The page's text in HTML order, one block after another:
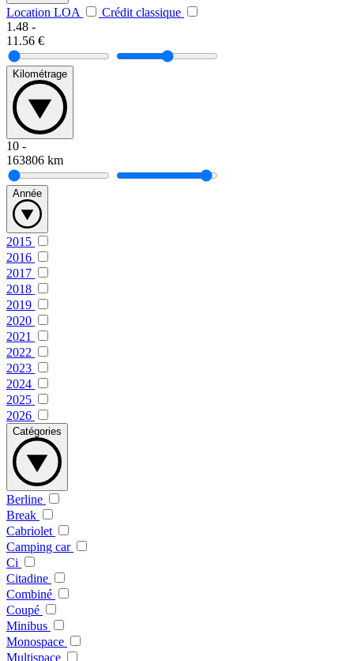
Location LOA
Crédit classique
1.48 -
11.56 €
Kilométrage
10 -
163806 km
Année
2015
2016
2017
2018
2019
2020
2021
2022
2023
2024
2025
2026
Catégories
Berline
Break
Cabriolet
Camping car
Ci
Citadine
Combiné
Coupé
Minibus
Monospace
Multispace